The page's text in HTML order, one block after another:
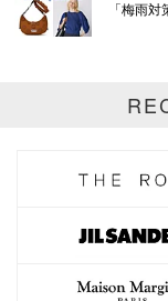
「梅雨対